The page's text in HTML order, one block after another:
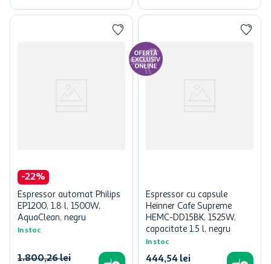
-22%
Espressor automat Philips
EP1200, 1.8 l, 1500W,
AquaClean, negru
In stoc
1.800,26lei
Espressor cu capsule
Heinner Cafe Supreme
HEMC-DD15BK, 1525W,
capacitate 1.5 l, negru
In stoc
444,54 lei